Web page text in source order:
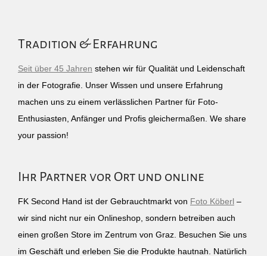
Tradition & Erfahrung
Seit über 45 Jahren stehen wir für Qualität und Leidenschaft
in der Fotografie. Unser Wissen und unsere Erfahrung
machen uns zu einem verlässlichen Partner für Foto-
Enthusiasten, Anfänger und Profis gleichermaßen. We share
your passion!
Ihr Partner vor Ort und online
FK Second Hand ist der Gebrauchtmarkt von Foto Köberl –
wir sind nicht nur ein Onlineshop, sondern betreiben auch
einen großen Store im Zentrum von Graz. Besuchen Sie uns
im Geschäft und erleben Sie die Produkte hautnah. Natürlich